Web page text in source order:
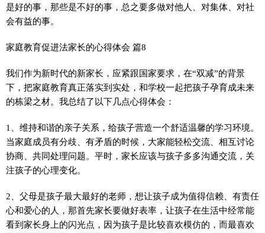
是好的事，那些是不好的事，总之要多做对他人、对集体、对社
会有益的事。
家庭教育促进法家长的心得体会 篇8
我们作为新时代的新家长，应紧跟国家要求，在“双减”的背景
下，把家庭教育真正落实到实处，和学校一起把孩子孕育成未来
的栋梁之材。我总结了以下几点心得体会：
1、维持和谐的亲子关系，给孩子营造一个舒适温馨的学习环境。
当家庭成员有分歧、有矛盾的时候，大家能轻松交流、相互讨论
协商、共同处理问题。平时，家长应该与孩子多多沟通交流，关
注孩子的心理变化。
2、父母是孩子最大最好的老师，想让孩子成为值得信赖、有责任
心和爱心的人，那首先家长要做好表率，让孩子在生活中经常能
看到家长身上的闪光点，因为孩子是比较喜欢模仿的，而最喜欢